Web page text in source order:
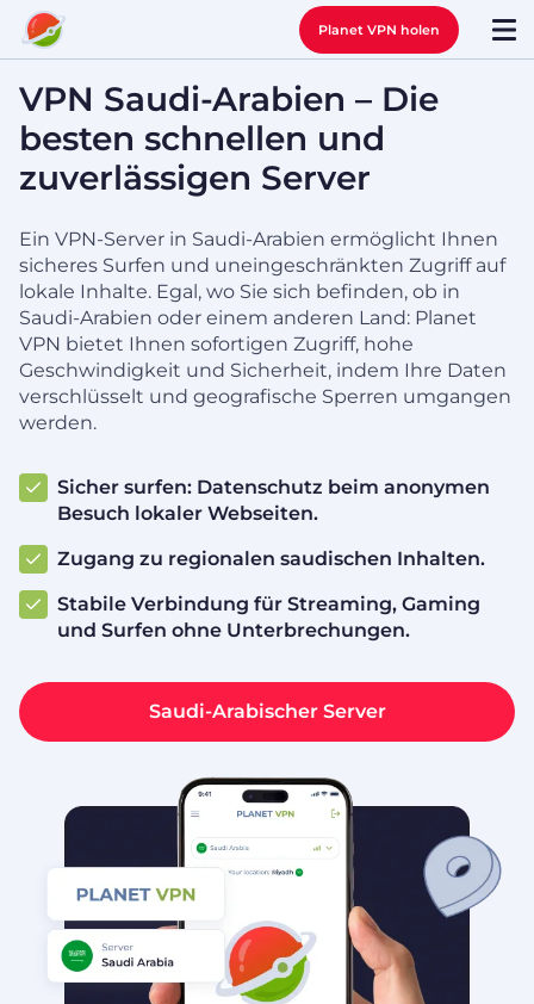
Planet VPN holen
VPN Saudi-Arabien – Die
besten schnellen und
zuverlässigen Server
Ein VPN-Server in Saudi-Arabien ermöglicht Ihnen
sicheres Surfen und uneingeschränkten Zugriff auf
lokale Inhalte. Egal, wo Sie sich befinden, ob in
Saudi-Arabien oder einem anderen Land: Planet
VPN bietet Ihnen sofortigen Zugriff, hohe
Geschwindigkeit und Sicherheit, indem Ihre Daten
verschlüsselt und geografische Sperren umgangen
werden.
Sicher surfen: Datenschutz beim anonymen
Besuch lokaler Webseiten.
Zugang zu regionalen saudischen Inhalten.
Stabile Verbindung für Streaming, Gaming
und Surfen ohne Unterbrechungen.
Saudi-Arabischer Server